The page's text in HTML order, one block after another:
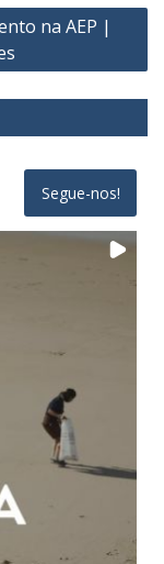
na AEP |
Segue-nos!